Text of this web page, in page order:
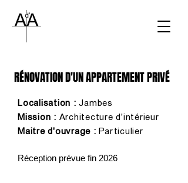
RÉNOVATION D'UN APPARTEMENT PRIVÉ
Localisation :Jambes
Mission : Architecture d'intérieur
Maitre d'ouvrage :Particulier
Réception prévue fin 2026